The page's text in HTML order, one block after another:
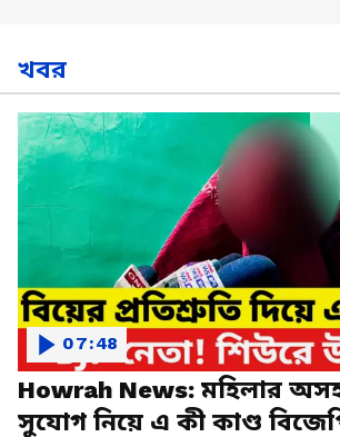
খবর
Howrah News: মহিলার
সুযোগ নিয়ে এ কী কাণ্ড
07:48